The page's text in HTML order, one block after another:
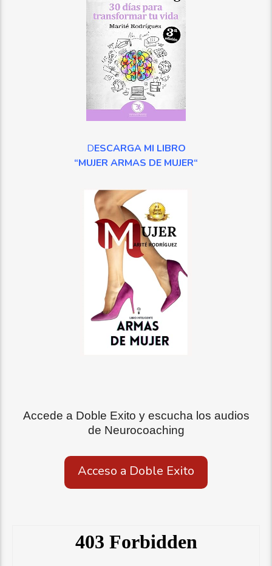
DESCARGA MI LIBRO
“MUJER ARMAS DE MUJER“
Accede a Doble Exito y escucha los audios
de Neurocoaching
Acceso a Doble Exito